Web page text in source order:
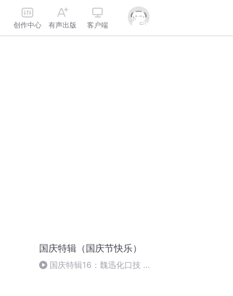
创作中心 有声出版 客户端
国庆特辑（国庆节快乐）
国庆特辑16：魏迅化口技 二